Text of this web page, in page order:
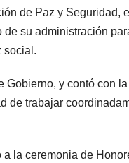
de Paz y Seguridad,
su administración
social.
Gobierno, y contó con
de trabajar
la ceremonia de